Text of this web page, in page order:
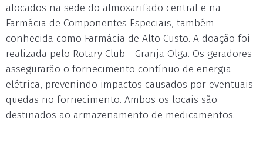
alocados na sede do almoxarifado central e na
Farmácia de Componentes Especiais, também
conhecida como Farmácia de Alto Custo. A doação foi
realizada pelo Rotary Club - Granja Olga. Os geradores
assegurarão o fornecimento contínuo de energia
elétrica, prevenindo impactos causados por eventuais
quedas no fornecimento. Ambos os locais são
destinados ao armazenamento de medicamentos.